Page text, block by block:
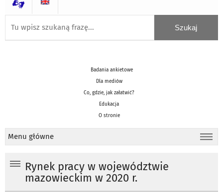
Badania ankietowe
Dla mediów
Co, gdzie, jak załatwić?
Edukacja
O stronie
Menu główne
Rynek pracy w województwie
mazowieckim w 2020 r.